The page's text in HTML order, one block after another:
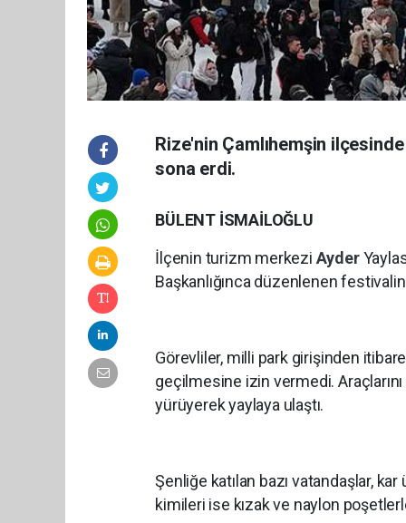
Rize'nin Çamlıhemşin
sona erdi.
BÜLENT İSMAİLOĞLU
İlçenin turizm merkezi Ayder
Başkanlığınca düzenlenen
Görevliler, milli park girişinden
geçilmesine izin vermedi.
yürüyerek yaylaya ulaştı.
Şenliğe katılan bazı vatandaşlar,
kimileri ise kızak ve naylon